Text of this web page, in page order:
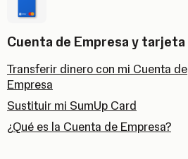
Cuenta de Empresa y tarjeta
Transferir dinero con mi Cuenta de
Empresa
Sustituir mi SumUp Card
¿Qué es la Cuenta de Empresa?